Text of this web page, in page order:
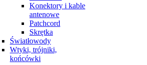
Konektory i kable
antenowe
Patchcord
Skrętka
Światłowody
Wtyki, trójniki,
końcówki